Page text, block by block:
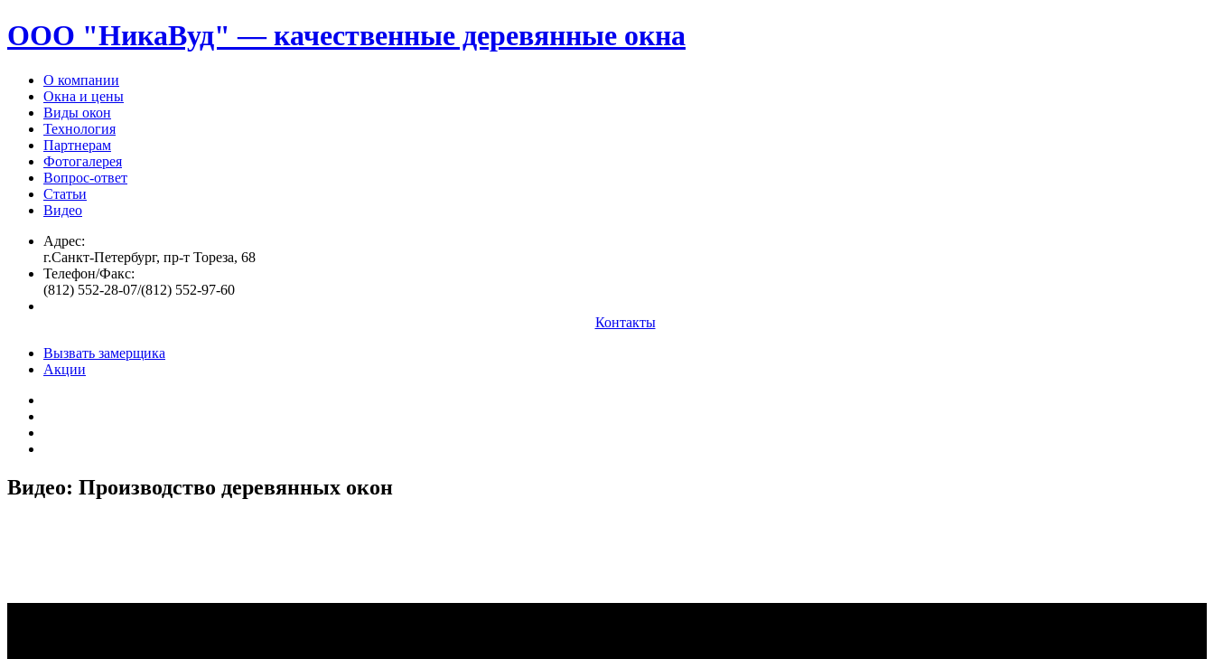
ООО "НикаВуд" — качественные деревянные окна
О компании
Окна и цены
Виды окон
Технология
Партнерам
Фотогалерея
Вопрос-ответ
Статьи
Видео
Адрес:
г.Санкт-Петербург, пр-т Тореза, 68
Телефон/Факс:
(812) 552-28-07/(812) 552-97-60
Контакты
Вызвать замерщика
Акции
Видео: Производство деревянных окон